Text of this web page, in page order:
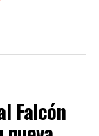
Falcón